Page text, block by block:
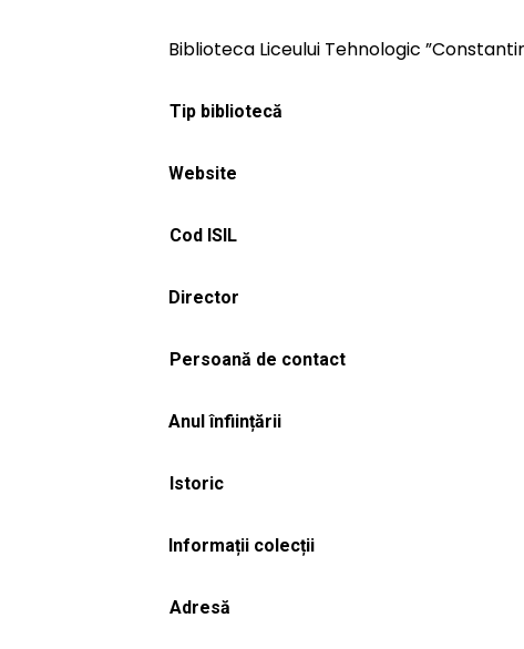
Biblioteca Liceului Tehnologic
Tip bibliotecă
Website
Cod ISIL
Director
Persoană de contact
Anul înființării
Istoric
Informații colecții
Adresă